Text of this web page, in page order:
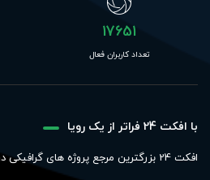
17651
تعداد کاربران فعال
با افکت 24 فراتر از یک رویا
افکت 24 بزرگترین مرجع پروژه های گرافیکی در ایران